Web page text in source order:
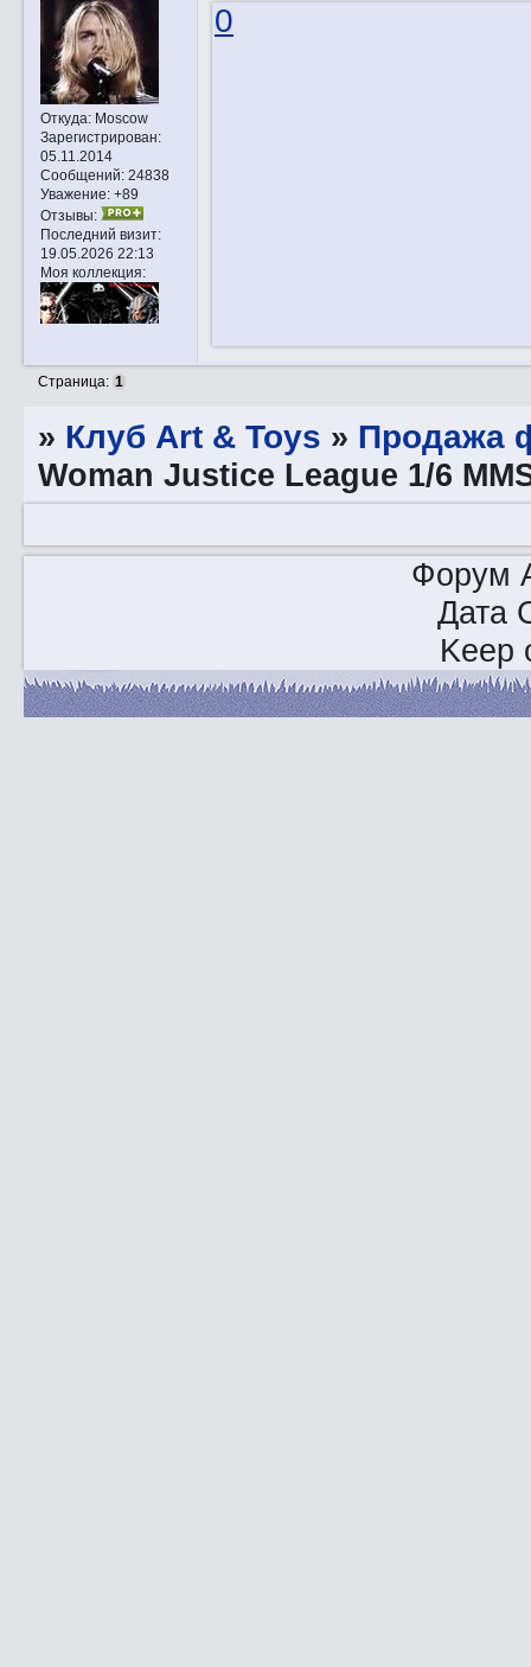
Откуда:Moscow
Зарегистрирован:
05.11.2014
Сообщений:24838
Уважение: +89
Отзывы:
Последний визит:
19.05.2026 22:13
Моя коллекция:
0
Страница: 1
» Клуб Art & Toys » Продажа
Woman Justice League 1/6
Форум
Дата
Keep